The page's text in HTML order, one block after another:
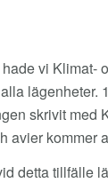
vi Klimat-
skrivit med
avier kommer
detta tillfälle